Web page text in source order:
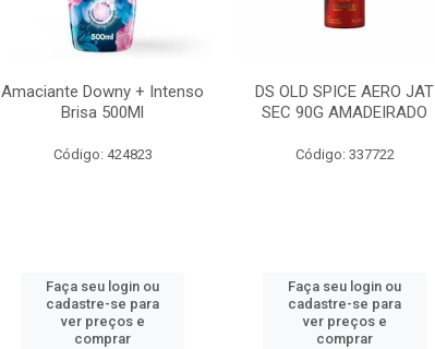
Amaciante Downy + Intenso
Brisa 500Ml
Código: 424823
Faça seu login ou
cadastre-se para
ver preços e
comprar
DS OLD SPICE AERO JAT
SEC 90G AMADEIRADO
Código: 337722
Faça seu login ou
cadastre-se para
ver preços e
comprar